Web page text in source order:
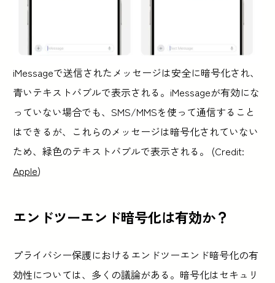
iMessageで送信されたメッセージは安全に暗号化され、
青いテキストバブルで表示される。iMessageが有効にな
っていない場合でも、SMS/MMSを使って通信すること
はできるが、これらのメッセージは暗号化されていない
ため、緑色のテキストバブルで表示される。 (Credit:
Apple)
エンドツーエンド暗号化は有効か？
プライバシー保護におけるエンドツーエンド暗号化の有
効性については、多くの議論がある。暗号化はセキュリ